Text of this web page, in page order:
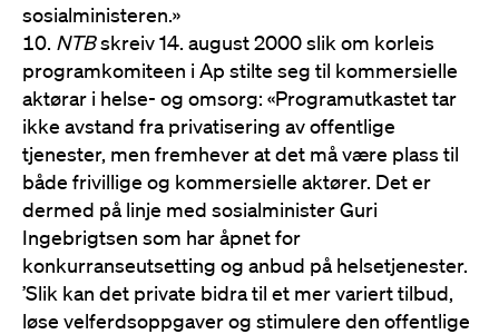
sosialministeren.»
NTBskreiv 14. august 2000 slik om korleis
programkomiteen i Ap stilte seg til kommersielle
aktørar i helse- og omsorg: «Programutkastet tar
ikke avstand fra privatisering av offentlige
tjenester, men fremhever at det må være plass til
både frivillige og kommersielle aktører. Det er
dermed på linje med sosialminister Guri
Ingebrigtsen som har åpnet for
konkurranseutsetting og anbud på helsetjenester.
’Slik kan det private bidra til et mer variert tilbud,
løse velferdsoppgaver og stimulere den offentlige